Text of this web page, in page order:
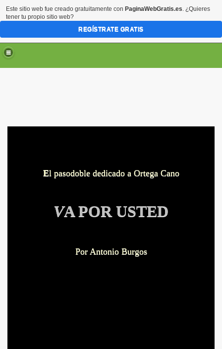
El pasodoble dedicado a Ortega Cano
VA POR USTED
Por Antonio Burgos
Este sitio web fue creado gratuitamente con PaginaWebGratis.es. ¿Quieres
tener tu propio sitio web?
REGÍSTRATE GRATIS